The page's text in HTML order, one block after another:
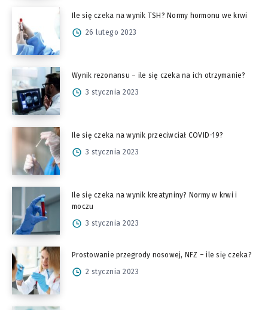
Ile się czeka na wynik TSH? Normy hormonu we krwi
26 lutego 2023
Wynik rezonansu – ile się czeka na ich otrzymanie?
3 stycznia 2023
Ile się czeka na wynik przeciwciał COVID-19?
3 stycznia 2023
Ile się czeka na wynik kreatyniny? Normy w krwi i
moczu
3 stycznia 2023
Prostowanie przegrody nosowej, NFZ – ile się czeka?
2 stycznia 2023